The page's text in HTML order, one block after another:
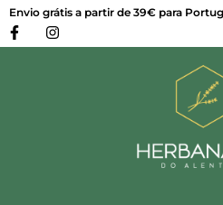
Envio grátis a partir de 39€ para